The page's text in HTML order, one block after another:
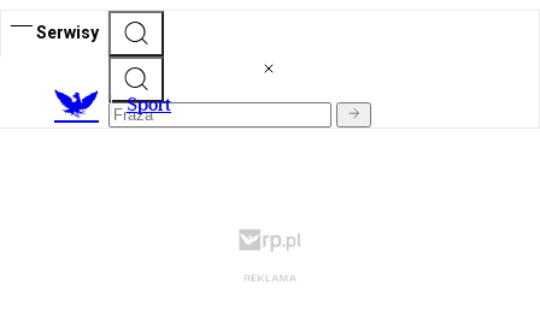
Serwisy
Sport